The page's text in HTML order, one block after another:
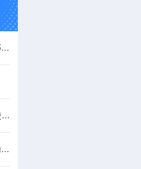
日本SMC接近开关都有哪几类？
德国FESTO气管简介和使用范围
什么是日本SMC二通阀的工作压差？